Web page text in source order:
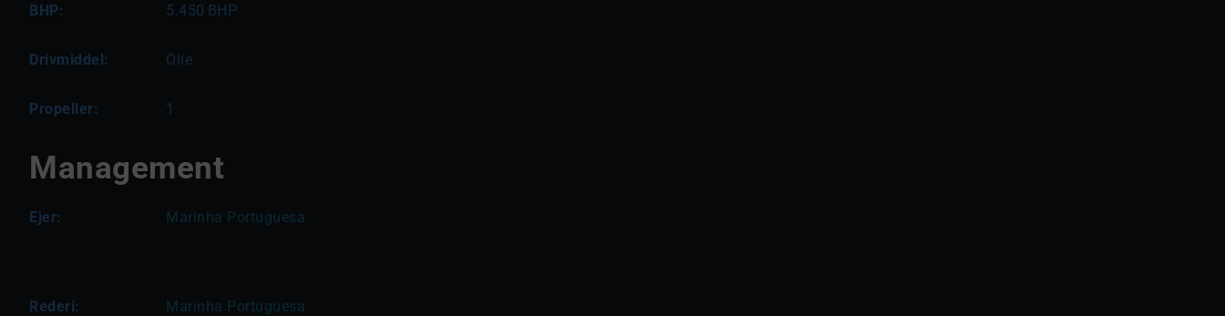
BHP: 5.450 BHP
Drivmiddel: Olie
Propeller: 1
Management
Ejer: Marinha Portuguesa
Rederi: Marinha Portuguesa